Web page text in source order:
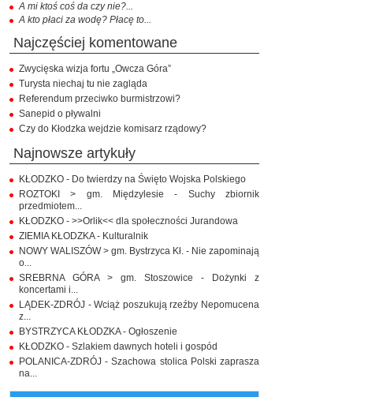
A mi ktoś coś da czy nie?...
A kto płaci za wodę? Płacę to...
najczęściej komentowane
Zwycięska wizja fortu „Owcza Góra”
Turysta niechaj tu nie zagląda
Referendum przeciwko burmistrzowi?
Sanepid o pływalni
Czy do Kłodzka wejdzie komisarz rządowy?
najnowsze artykuły
KŁODZKO - Do twierdzy na Święto Wojska Polskiego
ROZTOKI > gm. Międzylesie - Suchy zbiornik
przedmiotem...
KŁODZKO - >>Orlik<< dla społeczności Jurandowa
ZIEMIA KŁODZKA - Kulturalnik
NOWY WALISZÓW > gm. Bystrzyca Kł. - Nie zapominają
o...
SREBRNA GÓRA > gm. Stoszowice - Dożynki z
koncertami i...
LĄDEK-ZDRÓJ - Wciąż poszukują rzeźby Nepomucena
z...
BYSTRZYCA KŁODZKA - Ogłoszenie
KŁODZKO - Szlakiem dawnych hoteli i gospód
POLANICA-ZDRÓJ - Szachowa stolica Polski zaprasza
na...